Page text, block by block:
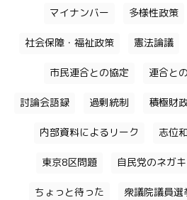
マイナンバー 多様性政策
社会保障・福祉政策 憲法論議
市民連合との協定 連合と
討論会語録 過剰統制 積極財
内部資料によるリーク 志位
東京8区問題 自民党のネガ
ちょっと待った 衆議院議員選